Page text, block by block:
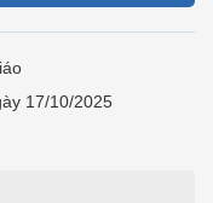
17/10/2025